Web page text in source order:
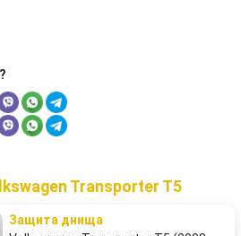
Transporter T5
Защита днища